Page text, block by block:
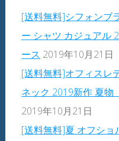
[送料無料]シフォンブ
ー シャツ カジュアル
ース 2019年10月21日
[送料無料]オフィスレ
ネック 2019新作 夏物
2019年10月21日
[送料無料]夏 オフショ